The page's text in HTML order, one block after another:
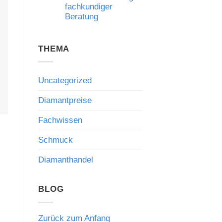
Rekordpreis:
Was
Auktionsergebnisse
hochwertiger
Edelsteine
fachkundiger
Beratung
Diamantmarkt
die
fachkundiger
Beratung
THEMA
Uncategorized
Diamantpreise
Fachwissen
Schmuck
Diamanthandel
BLOG
Zurück zum Anfang